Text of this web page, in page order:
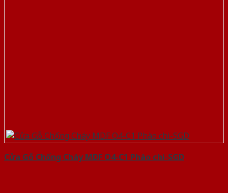
Cửa Gỗ Chống Cháy MDF O4-C1 Phào chi-SGD